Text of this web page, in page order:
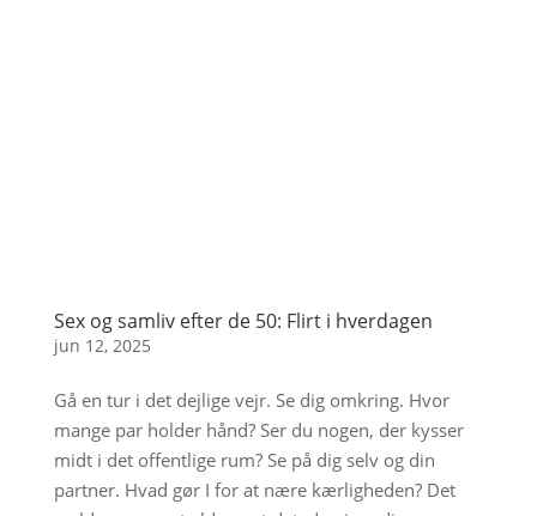
Sex og samliv efter de 50: Flirt i hverdagen
jun 12, 2025
Gå en tur i det dejlige vejr. Se dig omkring. Hvor
mange par holder hånd? Ser du nogen, der kysser
midt i det offentlige rum? Se på dig selv og din
partner. Hvad gør I for at nære kærligheden? Det